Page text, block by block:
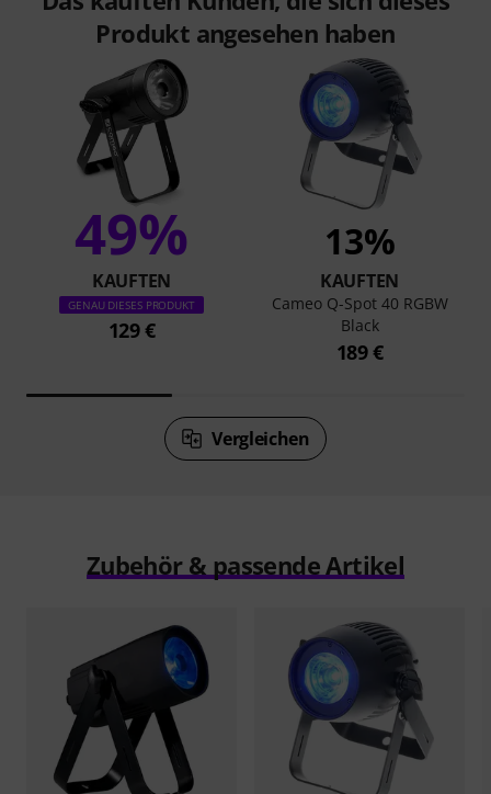
Produkt angesehen haben
49%
KAUFTEN
GENAU DIESES PRODUKT
129 €
13%
KAUFTEN
Cameo Q-Spot 40 RGBW
Black
189 €
Vergleichen
Zubehör & passende Artikel